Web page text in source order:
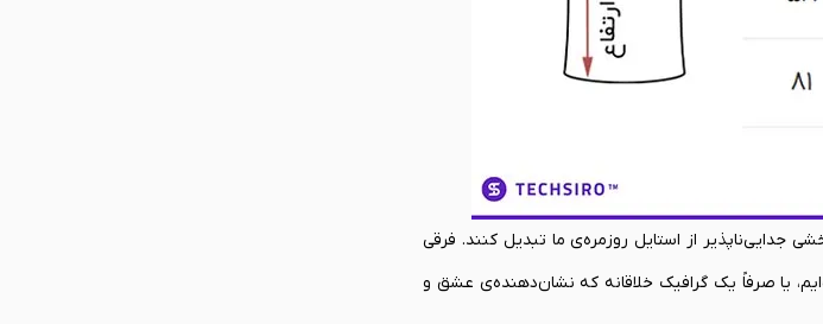
از استایل روزمره‌ی ما تبدیل کنند. فرقی
یا صرفاً یک گرافیک خلاقانه که نشان‌دهنده‌ی عشق و